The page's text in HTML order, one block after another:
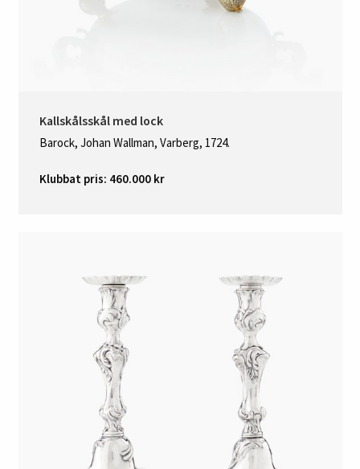
Kallskålsskål med lock
Barock, Johan Wallman, Varberg, 1724.
Klubbat pris: 460.000 kr